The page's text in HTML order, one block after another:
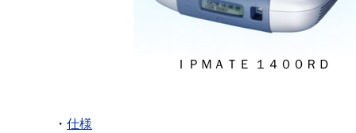
ＩＰＭＡＴＥ １４００ＲＤ
・ 仕様